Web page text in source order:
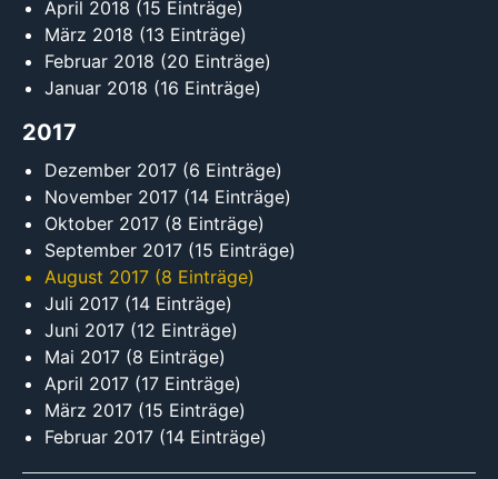
April 2018 (15 Einträge)
März 2018 (13 Einträge)
Februar 2018 (20 Einträge)
Januar 2018 (16 Einträge)
2017
Dezember 2017 (6 Einträge)
November 2017 (14 Einträge)
Oktober 2017 (8 Einträge)
September 2017 (15 Einträge)
August 2017 (8 Einträge)
Juli 2017 (14 Einträge)
Juni 2017 (12 Einträge)
Mai 2017 (8 Einträge)
April 2017 (17 Einträge)
März 2017 (15 Einträge)
Februar 2017 (14 Einträge)